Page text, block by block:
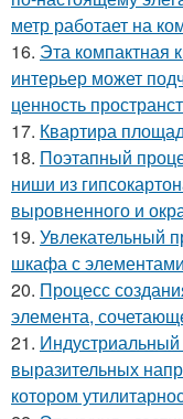
метр работает на
16. Эта компактная
интерьер может
ценность
17. Квартира
18. Поэтапный
ниши из
выровненного и
19. Увлекательный
шкафа с
20. Процесс
элемента,
21.
выразительных
котором